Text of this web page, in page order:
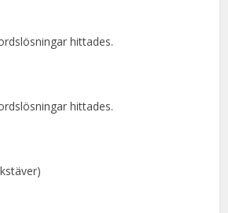
hittades.
hittades.